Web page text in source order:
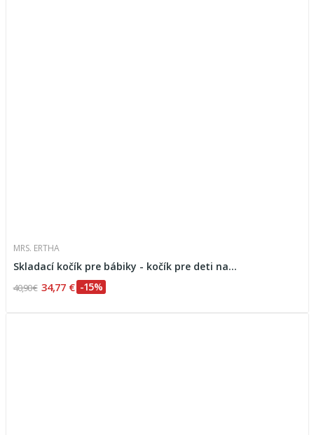
MRS. ERTHA
Skladací kočík pre bábiky - kočík pre deti na...
40,90 € 34,77 € -15%